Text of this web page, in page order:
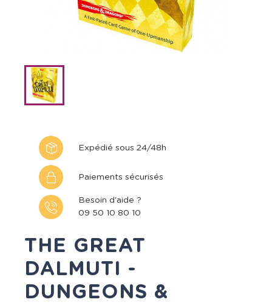
Expédié sous 24/48h
Paiements sécurisés
Besoin d'aide ?
09 50 10 80 10
THE GREAT
DALMUTI -
DUNGEONS &